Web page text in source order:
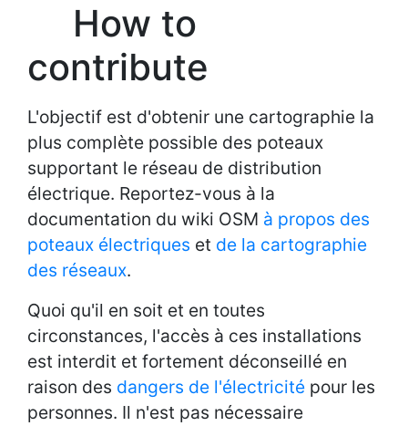
How to
contribute
L'objectif est d'obtenir une cartographie la
plus complète possible des poteaux
supportant le réseau de distribution
électrique. Reportez-vous à la
documentation du wiki OSM à propos des
poteaux électriques et de la cartographie
des réseaux.
Quoi qu'il en soit et en toutes
circonstances, l'accès à ces installations
est interdit et fortement déconseillé en
raison des dangers de l'électricité pour les
personnes. Il n'est pas nécessaire